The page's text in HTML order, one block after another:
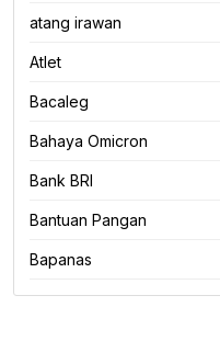
atang irawan
Atlet
Bacaleg
Bahaya Omicron
Bank BRI
Bantuan Pangan
Bapanas